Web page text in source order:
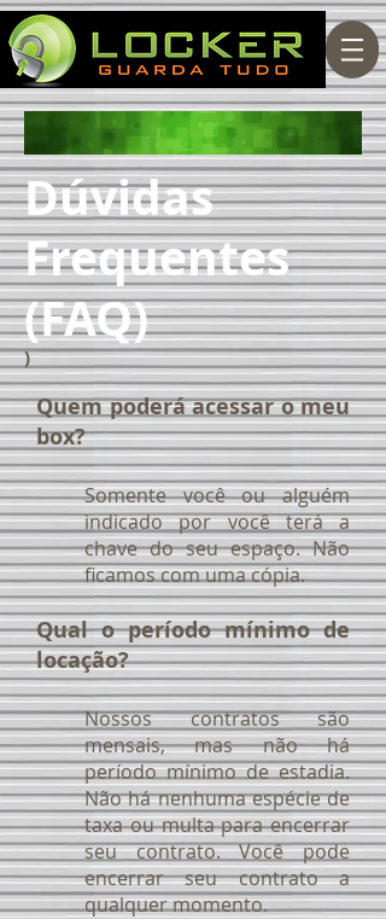
Dúvidas
Frequentes
(FAQ)
)
Quem poderá acessar o meu
box?
Somente você ou alguém
indicado por você terá a
chave do seu espaço. Não
ficamos com uma cópia.
Qual o período mínimo de
locação?
Nossos contratos são
mensais, mas não há
período mínimo de estadia.
Não há nenhuma espécie de
taxa ou multa para encerrar
seu contrato. Você pode
encerrar seu contrato a
qualquer momento.